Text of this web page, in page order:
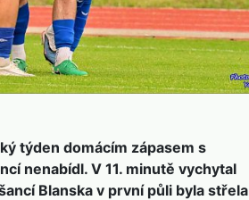
týden domácím zápasem s
nenabídl. V 11. minutě vychytal
Blanska v první půli byla střela